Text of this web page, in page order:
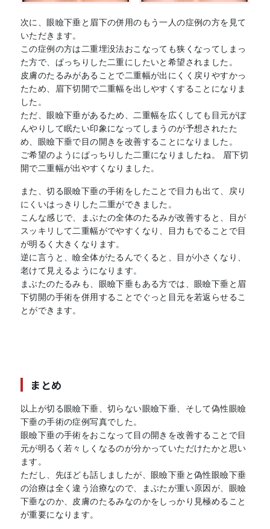
次に、眼瞼下垂と眉下の併用のもう一人の症例の方を見て
いただきます。
この症例の方は二重埋没法おこなっても狭くなってしまっ
た方で、ぱっちりした二重にしたいと希望されました。
皮膚のたるみがあることで二重幅が出にくく戻りやすかっ
たため、眉下切開で二重幅を出しやすくすることになりま
した。
ただ、眼瞼下垂があるため、二重幅を広くしても目元がぼ
んやりして眠たい印象になってしまうのが予想されたた
め、眼瞼下垂で目の開きを改善することになりました。
ご希望のようにぱっちりした二重になりましたね。 眉下切
開で二重幅が出やすくなりました。
また、切る眼瞼下垂の手術をしたことで目力も出て、戻り
にくいはっきりした二重ができました。
こんな感じで、まぶたの全体のたるみが改善すると、目が
スッキリして二重幅がでやすくなり、目力もでることで目
が明るく大きくなります。
逆に言うと、瞼全体がたるんでくると、目が小さくなり、
老けて見えるようになります。
まぶたのたるみも、眼瞼下垂もある方では、眼瞼下垂と眉
下切開の手術を併用することでぐっと目元を若返らせるこ
とができます。
まとめ
以上が切る眼瞼下垂、切らない眼瞼下垂、そして偽性眼瞼
下垂の手術の症例写真でした。
眼瞼下垂の手術をおこなって目の開きを改善することで目
元が明るく若々しくなるのが分かっていただけたかと思い
ます。
ただし、先ほども話しましたが、眼瞼下垂と偽性眼瞼下垂
の治療は全く違う治療なので、まぶたが重い原因が、眼瞼
下垂なのか、皮膚のたるみなのかをしっかり見極めること
が重要になります。